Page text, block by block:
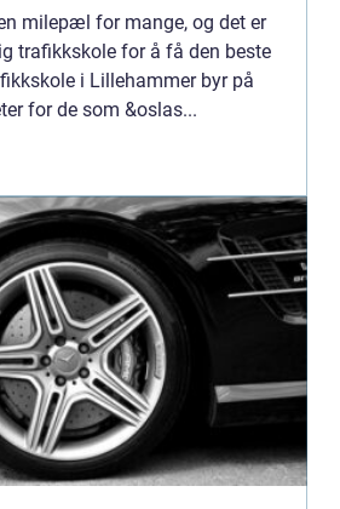
milepæl for mange, og det er
trafikkskole for å få den beste
i Lillehammer byr på
for de som &oslas...